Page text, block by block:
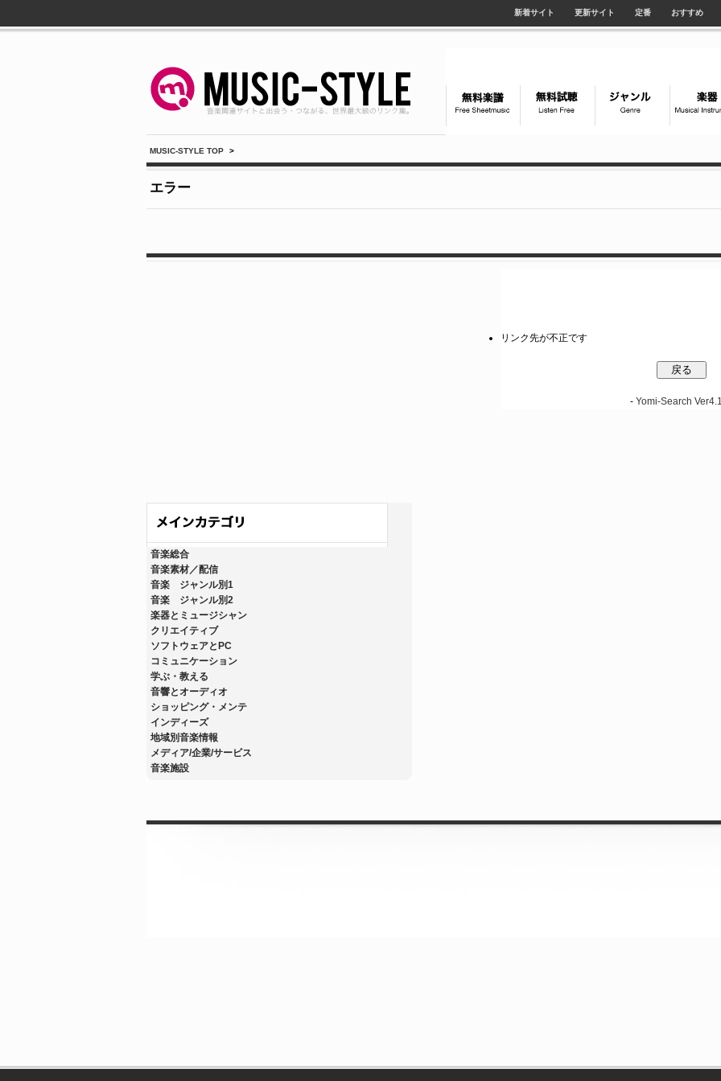
新着サイト 更新サイト 定番 おすすめ
MUSIC-STYLE TOP >
エラー
音楽総合
音楽素材／配信
音楽 ジャンル別1
音楽 ジャンル別2
楽器とミュージシャン
クリエイティブ
ソフトウェアとPC
コミュニケーション
学ぶ・教える
音響とオーディオ
ショッピング・メンテ
インディーズ
地域別音楽情報
メディア/企業/サービス
音楽施設
リンク先が不正です
- Yomi-Search